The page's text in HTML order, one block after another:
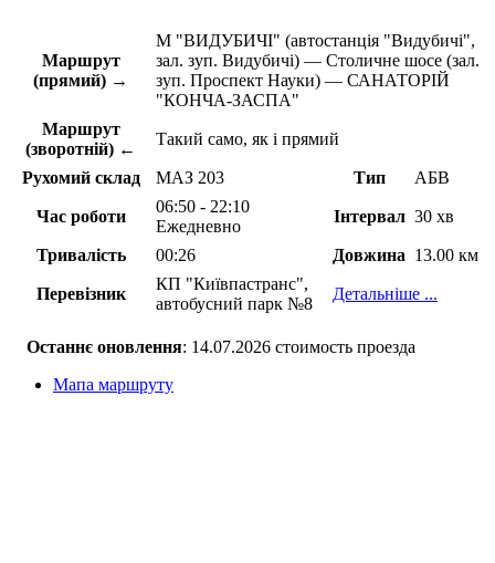
Маршрут
(прямий) →
М "ВИДУБИЧІ" (автостанція "Видубичі",
зал. зуп. Видубичі) — Столичне шосе (зал.
зуп. Проспект Науки) — САНАТОРІЙ
"КОНЧА-ЗАСПА"
Маршрут
(зворотній) ←
Такий само, як і прямий
Рухомий склад МАЗ 203 Тип АБВ
Час роботи
06:50 - 22:10
Ежедневно
Інтервал 30 хв
Тривалість 00:26 Довжина 13.00 км
Перевізник
КП "Київпастранс",
автобусний парк №8
Детальніше ...
Останнє оновлення: 14.07.2026 стоимость проезда
Мапа маршруту